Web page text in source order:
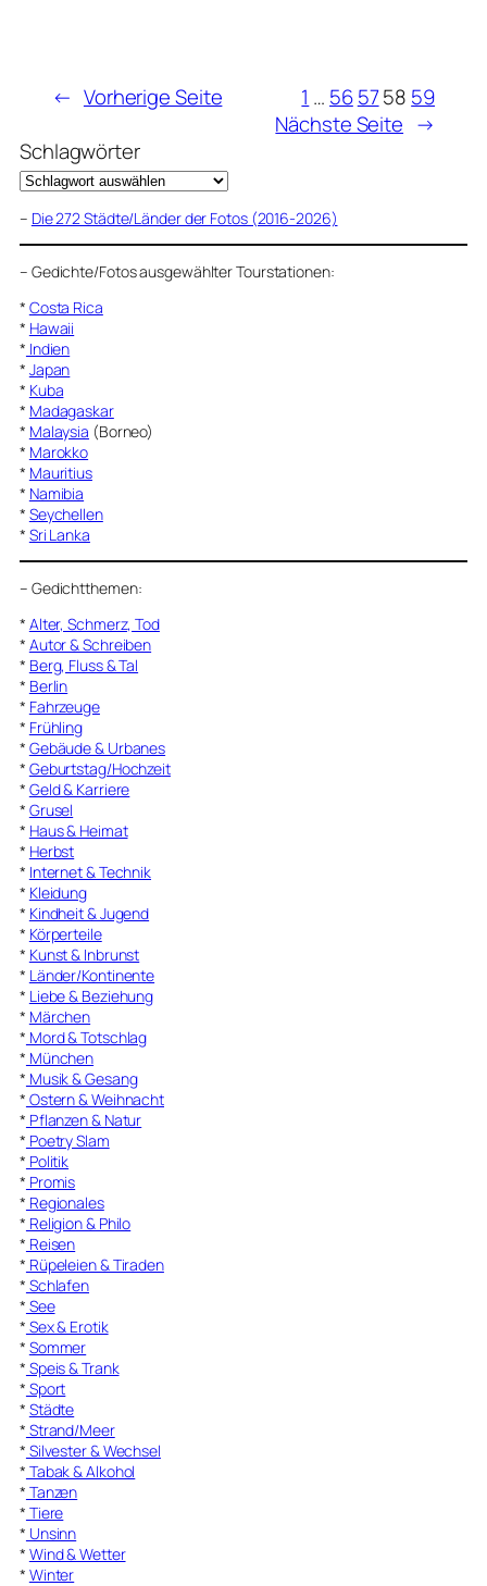
← Vorherige Seite 1 … 565758 59
Nächste Seite →
Schlagwörter
– Die 272 Städte/Länder der Fotos (2016-2026)
– Gedichte/Fotos ausgewählter Tourstationen:
* Costa Rica
* Hawaii
* Indien
* Japan
* Kuba
* Madagaskar
* Malaysia (Borneo)
* Marokko
* Mauritius
* Namibia
* Seychellen
* Sri Lanka
– Gedichtthemen:
* Alter, Schmerz, Tod
* Autor & Schreiben
* Berg, Fluss & Tal
* Berlin
* Fahrzeuge
* Frühling
* Gebäude & Urbanes
* Geburtstag/Hochzeit
* Geld & Karriere
* Grusel
* Haus & Heimat
* Herbst
* Internet & Technik
* Kleidung
* Kindheit & Jugend
* Körperteile
* Kunst & Inbrunst
* Länder/Kontinente
* Liebe & Beziehung
* Märchen
* Mord & Totschlag
* München
* Musik & Gesang
* Ostern & Weihnacht
* Pflanzen & Natur
* Poetry Slam
* Politik
* Promis
* Regionales
* Religion & Philo
* Reisen
* Rüpeleien & Tiraden
* Schlafen
* See
* Sex & Erotik
* Sommer
* Speis & Trank
* Sport
* Städte
* Strand/Meer
* Silvester & Wechsel
* Tabak & Alkohol
* Tanzen
* Tiere
* Unsinn
* Wind & Wetter
* Winter